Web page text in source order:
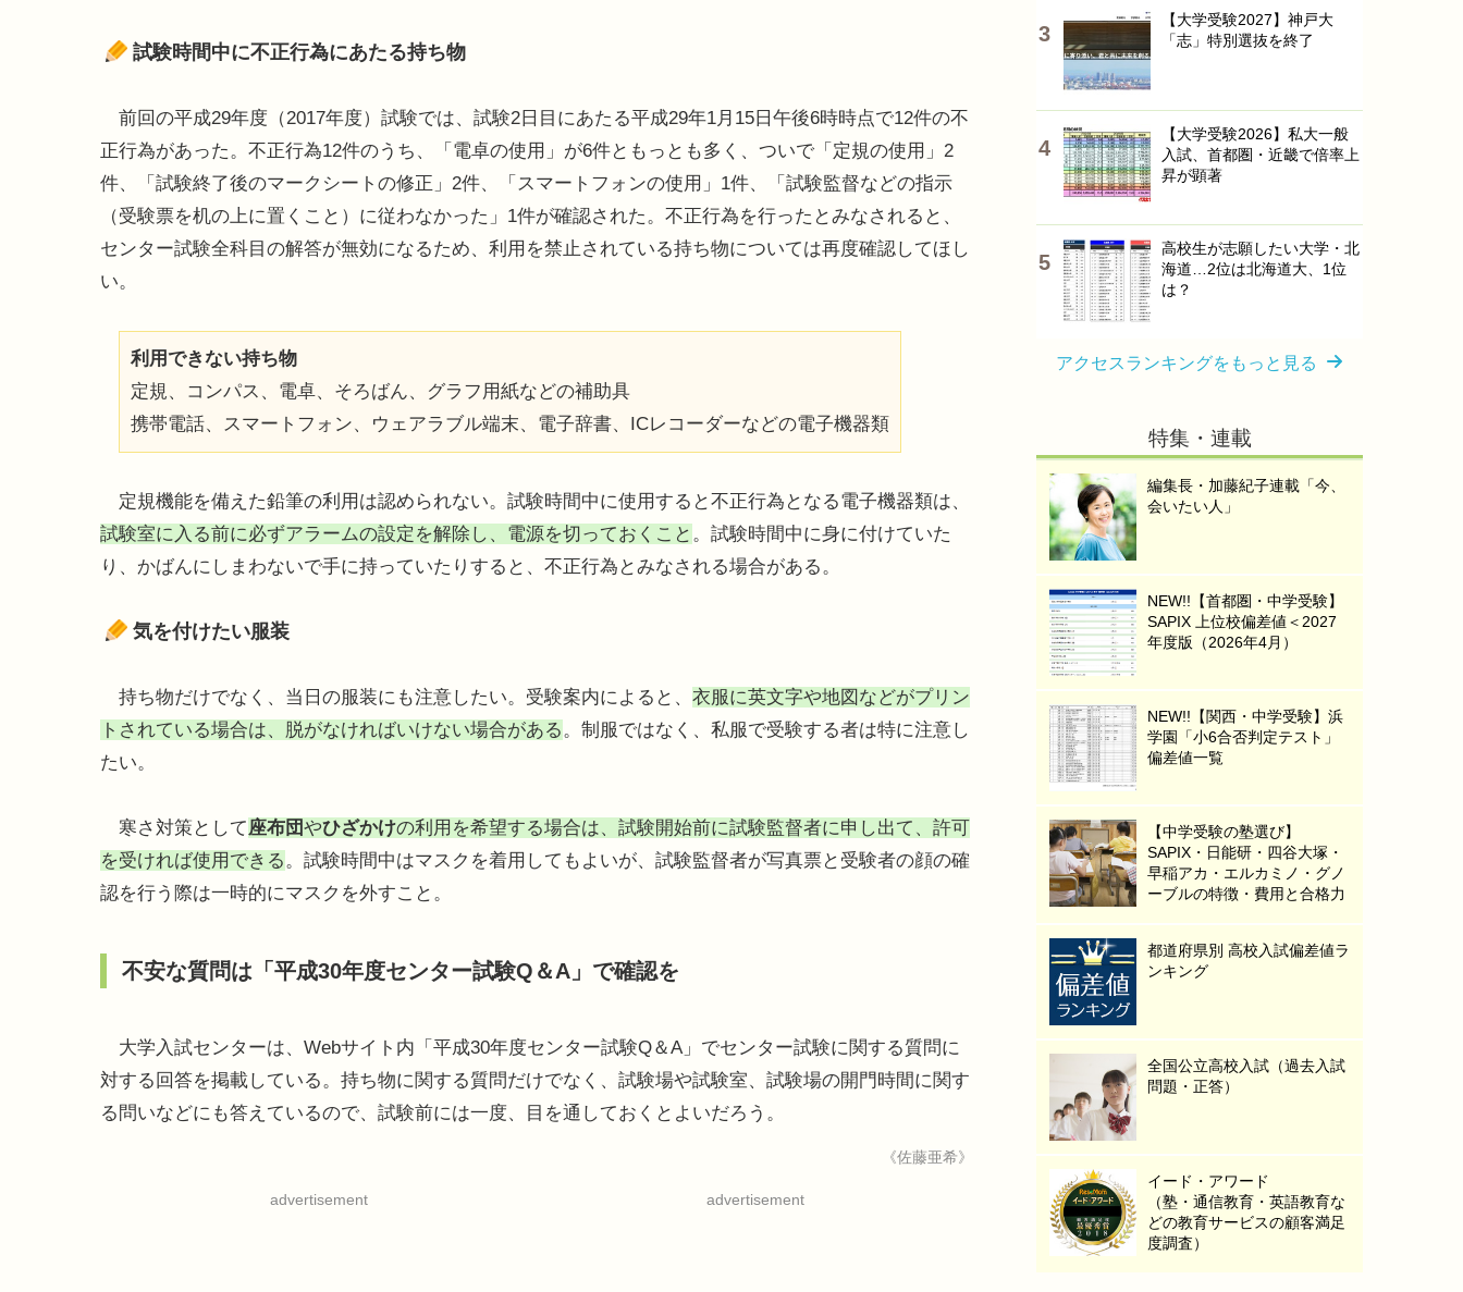
試験時間中に不正行為にあたる持ち物
前回の平成29年度（2017年度）試験では、試験2日目にあたる平成29年1月15日午後6時時点で12件の不
正行為があった。不正行為12件のうち、「電卓の使用」が6件ともっとも多く、ついで「定規の使用」2
件、「試験終了後のマークシートの修正」2件、「スマートフォンの使用」1件、「試験監督などの指示
（受験票を机の上に置くこと）に従わなかった」1件が確認された。不正行為を行ったとみなされると、
センター試験全科目の解答が無効になるため、利用を禁止されている持ち物については再度確認してほし
い。
利用できない持ち物
定規、コンパス、電卓、そろばん、グラフ用紙などの補助具
携帯電話、スマートフォン、ウェアラブル端末、電子辞書、ICレコーダーなどの電子機器類
定規機能を備えた鉛筆の利用は認められない。試験時間中に使用すると不正行為となる電子機器類は、
試験室に入る前に必ずアラームの設定を解除し、電源を切っておくこと 。試験時間中に身に付けていた
り、かばんにしまわないで手に持っていたりすると、不正行為とみなされる場合がある。
気を付けたい服装
持ち物だけでなく、当日の服装にも注意したい。受験案内によると、 衣服に英文字や地図などがプリン
トされている場合は、脱がなければいけない場合がある。制服ではなく、私服で受験する者は特に注意し
たい。
寒さ対策として座布団やひざかけの利用を希望する場合は、試験開始前に試験監督者に申し出て、許可
を受ければ使用できる。試験時間中はマスクを着用してもよいが、試験監督者が写真票と受験者の顔の確
認を行う際は一時的にマスクを外すこと。
不安な質問は「平成30年度センター試験Q＆A」で確認を
大学入試センターは、Webサイト内「平成30年度センター試験Q＆A」でセンター試験に関する質問に
対する回答を掲載している。持ち物に関する質問だけでなく、試験場や試験室、試験場の開門時間に関す
る問いなどにも答えているので、試験前には一度、目を通しておくとよいだろう。
《佐藤亜希》
advertisement advertisement
【大学受験2027】神戸大
「志」特別選抜を終了
【大学受験2026】私大一般
入試、首都圏・近畿で倍率上
昇が顕著
高校生が志願したい大学・北
海道…2位は北海道大、1位
は？
アクセスランキングをもっと見る
特集・連載
編集長・加藤紀子連載「今、
会いたい人」
NEW!!【首都圏・中学受験】
SAPIX 上位校偏差値＜2027
年度版（2026年4月）
NEW!!【関西・中学受験】浜
学園「小6合否判定テスト」
偏差値一覧
【中学受験の塾選び】
SAPIX・日能研・四谷大塚・
早稲アカ・エルカミノ・グノ
ーブルの特徴・費用と合格力
都道府県別 高校入試偏差値ラ
ンキング
全国公立高校入試（過去入試
問題・正答）
イード・アワード
（塾・通信教育・英語教育な
どの教育サービスの顧客満足
度調査）